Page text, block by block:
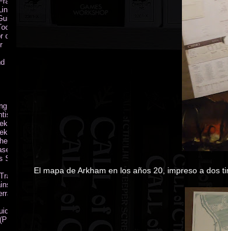
El mapa de Arkham en los años 20, impreso a dos
juego
the Wolves (PDF)
(PDF)
Sands
& Icy Ruins
of Madness
Secreta
(PDF)